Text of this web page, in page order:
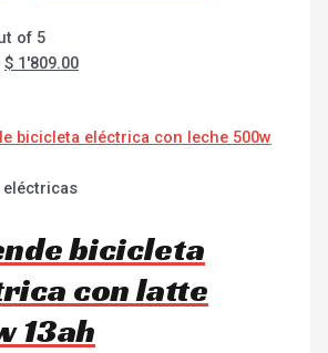
of 5
$ 1'809.00
bicicleta
con latte
13ah